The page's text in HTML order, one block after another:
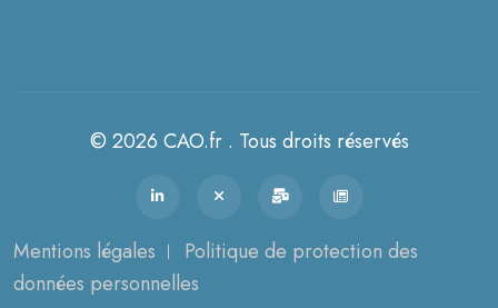
© 2026 CAO.fr . Tous droits réservés
Mentions légales
Politique de protection des
données personnelles